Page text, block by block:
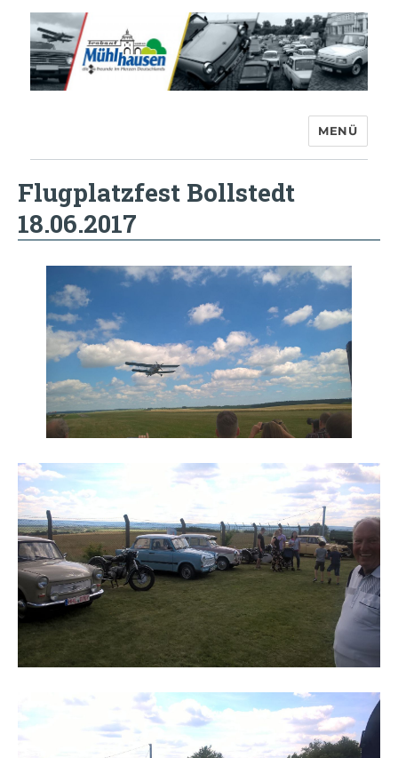
MENÜ
Flugplatzfest Bollstedt
18.06.2017